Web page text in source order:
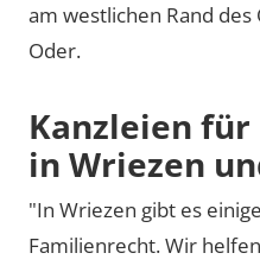
am westlichen Rand
Oder.
Kanzleien
in Wriezen
"In Wriezen gibt es
Familienrecht. Wir